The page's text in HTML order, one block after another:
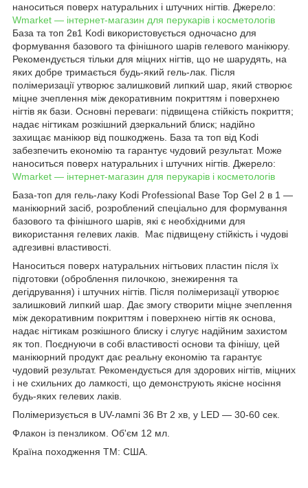
наноситься поверх натуральних і штучних нігтів. Джерело:
Wmarket — інтернет-магазин для перукарів і косметологів
База та топ 2в1 Kodi використовується одночасно для
формування базового та фінішного шарів гелевого манікюру.
Рекомендується тільки для міцних нігтів, що не шарудять, на
яких добре тримається будь-який гель-лак. Після
полімеризації утворює залишковий липкий шар, який створює
міцне зчеплення між декоративним покриттям і поверхнею
нігтів як бази. Основні переваги: підвищена стійкість покриття;
надає нігтикам розкішний дзеркальний блиск; надійно
захищає манікюр від пошкоджень. База та топ від Kodi
забезпечить економію та гарантує чудовий результат. Може
наноситься поверх натуральних і штучних нігтів. Джерело:
Wmarket — інтернет-магазин для перукарів і косметологів
База-топ для гель-лаку Kodi Professional Base Top Gel 2 в 1 —
манікюрний засіб, розроблений спеціально для формування
базового та фінішного шарів, які є необхідними для
використання гелевих лаків. Має підвищену стійкість і чудові
адгезивні властивості.
Наноситься поверх натуральних нігтьових пластин після їх
підготовки (оброблення пилочкою, знежирення та
дегідрування) і штучних нігтів. Після полімеризації утворює
залишковий липкий шар. Дає змогу створити міцне зчеплення
між декоративним покриттям і поверхнею нігтів як основа,
надає нігтикам розкішного блиску і слугує надійним захистом
як топ. Поєднуючи в собі властивості основи та фінішу, цей
манікюрний продукт дає реальну економію та гарантує
чудовий результат. Рекомендується для здорових нігтів, міцних
і не схильних до ламкості, що демонструють якісне носіння
будь-яких гелевих лаків.
Полімеризується в UV-лампі 36 Вт 2 хв, у LED — 30-60 сек.
Флакон із пензликом. Об'єм 12 мл.
Країна походження ТМ: США.